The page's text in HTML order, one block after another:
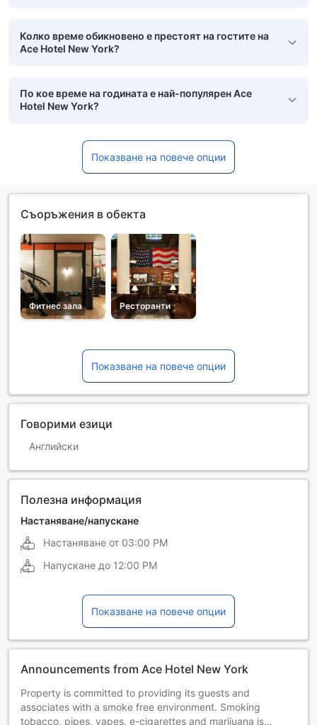
Колко време обикновено е престоят на гостите на
Ace Hotel New York?
По кое време на годината е най-популярен Ace
Hotel New York?
Показване на повече опции
Съоръжения в обекта
Фитнес зала Ресторанти
Показване на повече опции
Говорими езици
Английски
Полезна информация
Настаняване/напускане
Настаняване от 03:00 PM
Напускане до 12:00 PM
Показване на повече опции
Announcements from Ace Hotel New York
Property is committed to providing its guests and
associates with a smoke free environment. Smoking
tobacco, pipes, vapes, e-cigarettes and marijuana is